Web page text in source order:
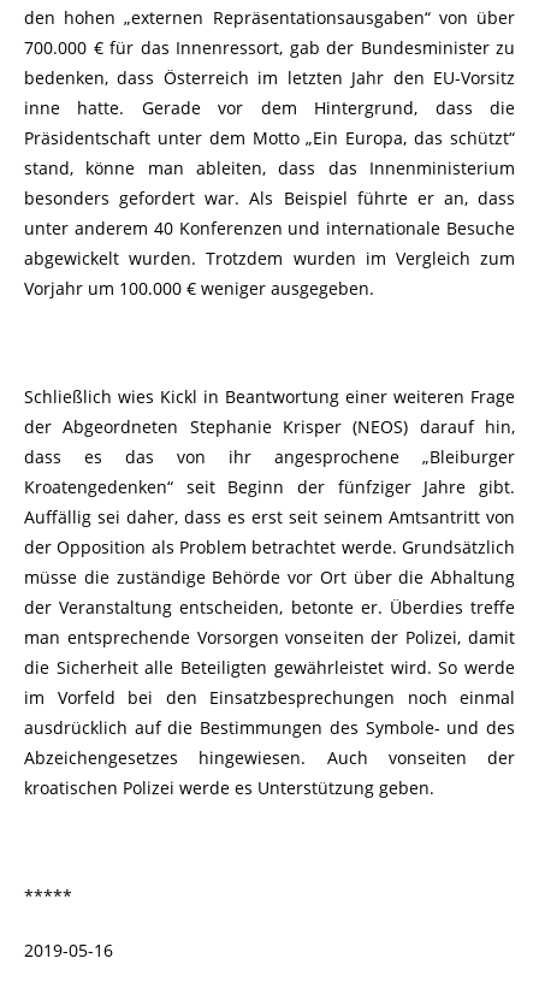
den hohen „externen Repräsentationsausgaben“ von über
700.000 € für das Innenressort, gab der Bundesminister zu
bedenken, dass Österreich im letzten Jahr den EU-Vorsitz
inne hatte. Gerade vor dem Hintergrund, dass die
Präsidentschaft unter dem Motto „Ein Europa, das schützt“
stand, könne man ableiten, dass das Innenministerium
besonders gefordert war. Als Beispiel führte er an, dass
unter anderem 40 Konferenzen und internationale Besuche
abgewickelt wurden. Trotzdem wurden im Vergleich zum
Vorjahr um 100.000 € weniger ausgegeben.
Schließlich wies Kickl in Beantwortung einer weiteren Frage
der Abgeordneten Stephanie Krisper (NEOS) darauf hin,
dass es das von ihr angesprochene „Bleiburger
Kroatengedenken“ seit Beginn der fünfziger Jahre gibt.
Auffällig sei daher, dass es erst seit seinem Amtsantritt von
der Opposition als Problem betrachtet werde. Grundsätzlich
müsse die zuständige Behörde vor Ort über die Abhaltung
der Veranstaltung entscheiden, betonte er. Überdies treffe
man entsprechende Vorsorgen vonseiten der Polizei, damit
die Sicherheit alle Beteiligten gewährleistet wird. So werde
im Vorfeld bei den Einsatzbesprechungen noch einmal
ausdrücklich auf die Bestimmungen des Symbole- und des
Abzeichengesetzes hingewiesen. Auch vonseiten der
kroatischen Polizei werde es Unterstützung geben.
*****
2019-05-16